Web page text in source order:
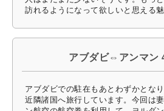
訪れるようになって欲しいと思える
アブダビ⇔アンマン
アブダビでの駐在もあとわずかとな
近隣諸国へ旅行しています。今回は